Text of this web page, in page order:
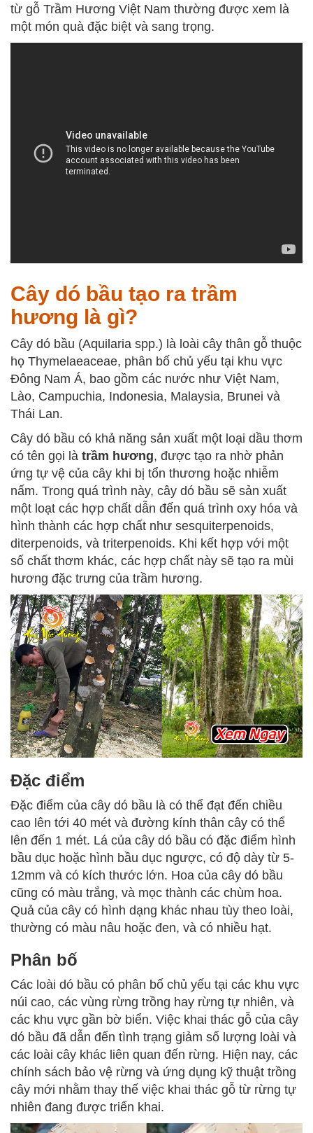
từ gỗ Trầm Hương Việt Nam thường được xem là
một món quà đặc biệt và sang trọng.
Cây dó bầu tạo ra trầm
hương là gì?
Cây dó bầu (Aquilaria spp.) là loài cây thân gỗ thuộc
họ Thymelaeaceae, phân bố chủ yếu tại khu vực
Đông Nam Á, bao gồm các nước như Việt Nam,
Lào, Campuchia, Indonesia, Malaysia, Brunei và
Thái Lan.
Cây dó bầu có khả năng sản xuất một loại dầu thơm
có tên gọi là trầm hương, được tạo ra nhờ phản
ứng tự vệ của cây khi bị tổn thương hoặc nhiễm
nấm. Trong quá trình này, cây dó bầu sẽ sản xuất
một loạt các hợp chất dẫn đến quá trình oxy hóa và
hình thành các hợp chất như sesquiterpenoids,
diterpenoids, và triterpenoids. Khi kết hợp với một
số chất thơm khác, các hợp chất này sẽ tạo ra mùi
hương đặc trưng của trầm hương.
Đặc điểm
Đặc điểm của cây dó bầu là có thể đạt đến chiều
cao lên tới 40 mét và đường kính thân cây có thể
lên đến 1 mét. Lá của cây dó bầu có đặc điểm hình
bầu dục hoặc hình bầu dục ngược, có độ dày từ 5-
12mm và có kích thước lớn. Hoa của cây dó bầu
cũng có màu trắng, và mọc thành các chùm hoa.
Quả của cây có hình dạng khác nhau tùy theo loài,
thường có màu nâu hoặc đen, và có nhiều hạt.
Phân bố
Các loài dó bầu có phân bố chủ yếu tại các khu vực
núi cao, các vùng rừng trồng hay rừng tự nhiên, và
các khu vực gần bờ biển. Việc khai thác gỗ của cây
dó bầu đã dẫn đến tình trạng giảm số lượng loài và
các loài cây khác liên quan đến rừng. Hiện nay, các
chính sách bảo vệ rừng và ứng dụng kỹ thuật trồng
cây mới nhằm thay thế việc khai thác gỗ từ rừng tự
nhiên đang được triển khai.